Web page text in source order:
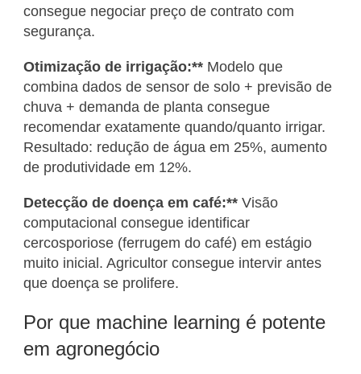
consegue negociar preço de contrato com
segurança.
Otimização de irrigação:** Modelo que
combina dados de sensor de solo + previsão de
chuva + demanda de planta consegue
recomendar exatamente quando/quanto irrigar.
Resultado: redução de água em 25%, aumento
de produtividade em 12%.
Detecção de doença em café:** Visão
computacional consegue identificar
cercosporiose (ferrugem do café) em estágio
muito inicial. Agricultor consegue intervir antes
que doença se prolifere.
Por que machine learning é potente
em agronegócio